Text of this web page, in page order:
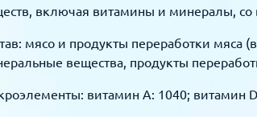
включая витамины и минералы, со
мясо и продукты переработки мяса
вещества, продукты
витамин A: 1040; витамин